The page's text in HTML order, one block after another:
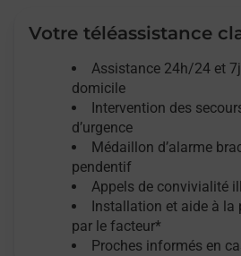
Votre téléassistance
Assistance 24h/24 et
domicile
Intervention des
d’urgence
Médaillon d’alarme
pendentif
Appels de convivialité
Installation et aide à la
par le facteur*
Proches informés en